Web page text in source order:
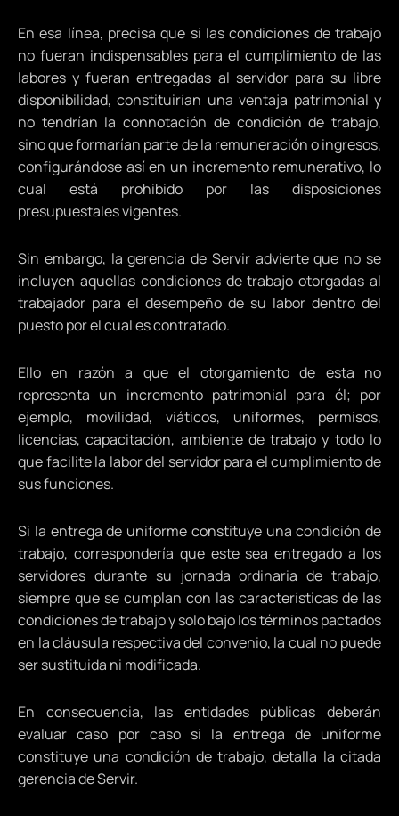
En esa línea, precisa que si las condiciones de trabajo
no fueran indispensables para el cumplimiento de las
labores y fueran entregadas al servidor para su libre
disponibilidad, constituirían una ventaja patrimonial y
no tendrían la connotación de condición de trabajo,
sino que formarían parte de la remuneración o ingresos,
configurándose así en un incremento remunerativo, lo
cual está prohibido por las disposiciones
presupuestales vigentes.
Sin embargo, la gerencia de Servir advierte que no se
incluyen aquellas condiciones de trabajo otorgadas al
trabajador para el desempeño de su labor dentro del
puesto por el cual es contratado.
Ello en razón a que el otorgamiento de esta no
representa un incremento patrimonial para él; por
ejemplo, movilidad, viáticos, uniformes, permisos,
licencias, capacitación, ambiente de trabajo y todo lo
que facilite la labor del servidor para el cumplimiento de
sus funciones.
Si la entrega de uniforme constituye una condición de
trabajo, correspondería que este sea entregado a los
servidores durante su jornada ordinaria de trabajo,
siempre que se cumplan con las características de las
condiciones de trabajo y solo bajo los términos pactados
en la cláusula respectiva del convenio, la cual no puede
ser sustituida ni modificada.
En consecuencia, las entidades públicas deberán
evaluar caso por caso si la entrega de uniforme
constituye una condición de trabajo, detalla la citada
gerencia de Servir.